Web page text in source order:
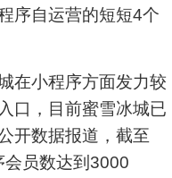
序自运营的短短4个
小程序方面发力较
口，目前蜜雪冰城已
开数据报道，截至
员数达到3000